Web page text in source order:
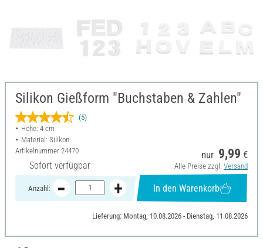
Silikon Gießform "Buchstaben & Zahlen"
(5)
Höhe: 4 cm
Material: Silikon
Artikelnummer 24470
Sofort verfügbar
nur 9,99 €
Alle Preise zzgl. Versand
Anzahl: In den Warenkorb
Lieferung: Montag, 10.08.2026 - Dienstag, 11.08.2026